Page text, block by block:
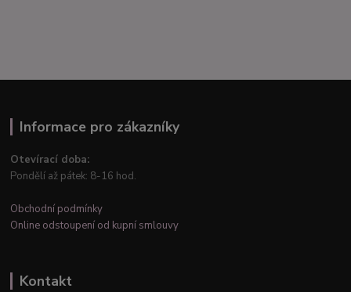
Informace pro zákazníky
Otevírací doba:
Pondělí až pátek: 8-16 hod.
Obchodní podmínky
Online odstoupení od kupní smlouvy
Kontakt